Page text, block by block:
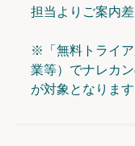
担当よりご案内差
※「無料トライ
業等）でナレカ
が対象となります